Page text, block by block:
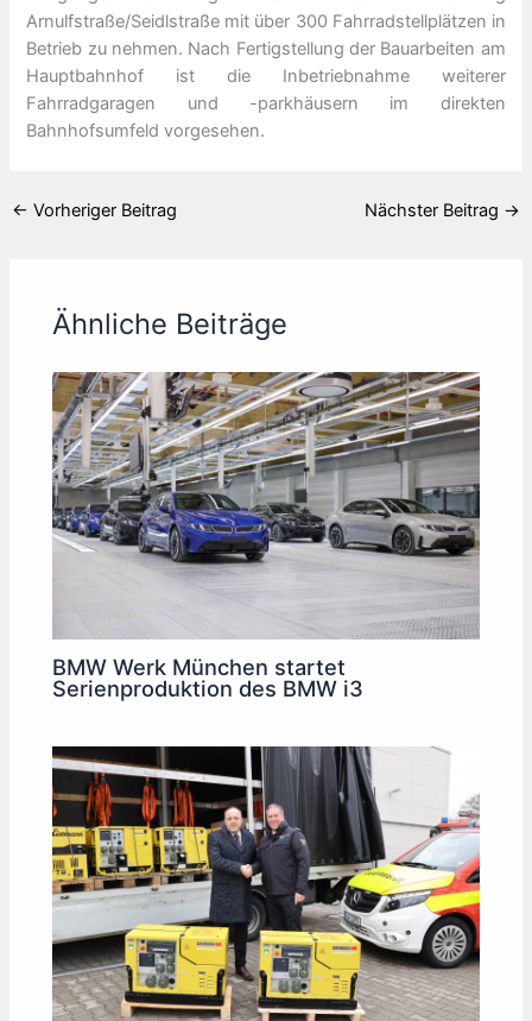
Arnulfstraße/Seidlstraße mit über 300 Fahrradstellplätzen in
Betrieb zu nehmen. Nach Fertigstellung der Bauarbeiten am
Hauptbahnhof ist die Inbetriebnahme weiterer
Fahrradgaragen und -parkhäusern im direkten
Bahnhofsumfeld vorgesehen.
← Vorheriger Beitrag Nächster Beitrag →
Ähnliche Beiträge
BMW Werk München startet
Serienproduktion des BMW i3